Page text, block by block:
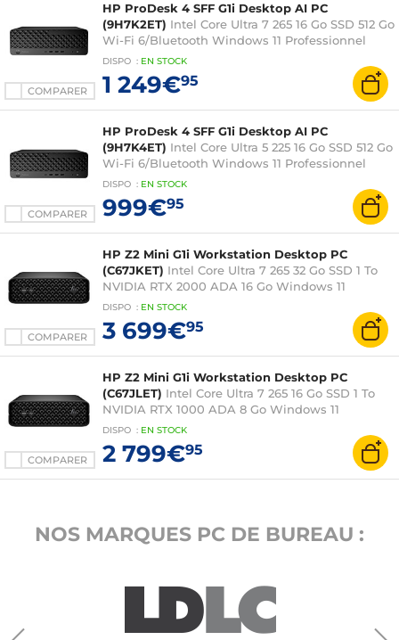
COMPARER
HP ProDesk 4 SFF G1i Desktop AI PC
(9H7K2ET) Intel Core Ultra 7 265 16 Go SSD 512 Go
Wi-Fi 6/Bluetooth Windows 11 Professionnel
(sans écran)
DISPO : EN STOCK
1 249€95
COMPARER
HP ProDesk 4 SFF G1i Desktop AI PC
(9H7K4ET) Intel Core Ultra 5 225 16 Go SSD 512 Go
Wi-Fi 6/Bluetooth Windows 11 Professionnel
(sans écran)
DISPO : EN STOCK
999€95
COMPARER
HP Z2 Mini G1i Workstation Desktop PC
(C67JKET) Intel Core Ultra 7 265 32 Go SSD 1 To
NVIDIA RTX 2000 ADA 16 Go Windows 11
Professionnel (sans écran)
DISPO : EN STOCK
3 699€95
COMPARER
HP Z2 Mini G1i Workstation Desktop PC
(C67JLET) Intel Core Ultra 7 265 16 Go SSD 1 To
NVIDIA RTX 1000 ADA 8 Go Windows 11
Professionnel (sans écran)
DISPO : EN STOCK
2 799€95
NOS MARQUES PC DE BUREAU :